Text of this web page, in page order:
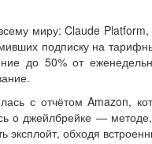
миру: Claude
подписку на
до 50% от
с отчётом Amazon,
о джейлбрейке —
эксплойт, обходя